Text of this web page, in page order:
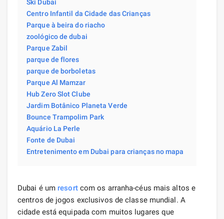
Ski Dubai
Centro Infantil da Cidade das Crianças
Parque à beira do riacho
zoológico de dubai
Parque Zabil
parque de flores
parque de borboletas
Parque Al Mamzar
Hub Zero Slot Clube
Jardim Botânico Planeta Verde
Bounce Trampolim Park
Aquário La Perle
Fonte de Dubai
Entretenimento em Dubai para crianças no mapa
Dubai é um resortcom os arranha-céus mais altos e
centros de jogos exclusivos de classe mundial. A
cidade está equipada com muitos lugares que